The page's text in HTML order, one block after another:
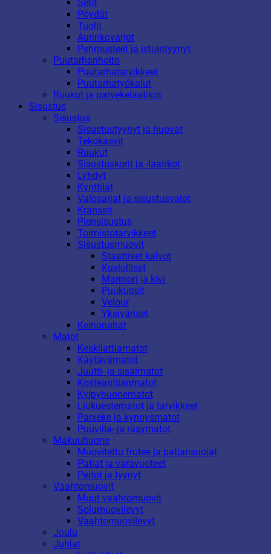
Setit
Pöydät
Tuolit
Aurinkovarjot
Pehmusteet ja istuintyynyt
Puutarhanhoito
Puutarhatarvikkeet
Puutarhatyökalut
Ruukut ja parvekelaatikot
Sisustus
Sisustus
Sisustustyynyt ja huovat
Tekokasvit
Ruukut
Sisustuskorit ja -laatikot
Lyhdyt
Kynttilät
Valosarjat ja sisustusvalot
Kranssit
Piensisustus
Toimistotarvikkeet
Sisustusmuovit
Staattiset kalvot
Kuviolliset
Marmori ja kivi
Puukuosit
Velour
Yksiväriset
Keinonahat
Matot
Keskilattiamatot
Käytävämatot
Juutti- ja sisalmatot
Kosteantilanmatot
Kylpyhuonematot
Liukuestematot ja tarvikkeet
Parveke ja kynnysmatot
Puuvilla- ja räsymatot
Makuuhuone
Muovitettu frotee ja patjansuojat
Patjat ja varavuoteet
Peitot ja tyynyt
Vaahtomuovit
Muut vaahtomuovit
Solumuovilevyt
Vaahtomuovilevyt
Joulu
Juhlat